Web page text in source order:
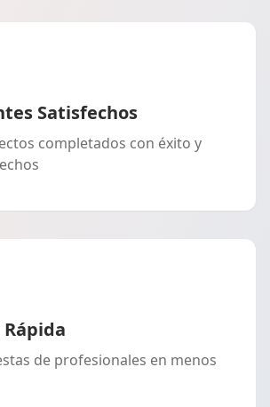
Satisfechos
completados con éxito y
de profesionales en menos